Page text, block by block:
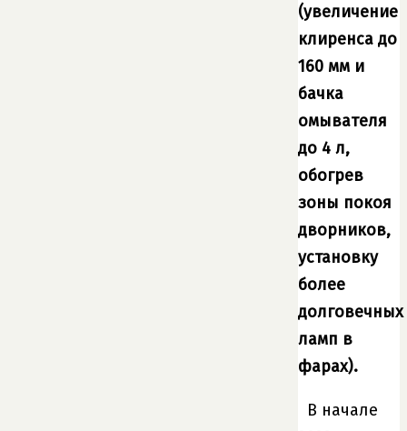
(увеличение
клиренса до
160 мм и
бачка
омывателя
до 4 л,
обогрев
зоны покоя
дворников,
установку
более
долговечных
ламп в
фарах).
В начале